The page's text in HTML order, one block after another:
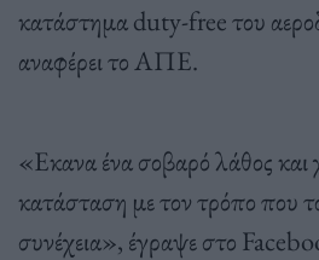
κατάστημα duty-free του
αναφέρει το ΑΠΕ.
«Εκανα ένα σοβαρό λάθος και
κατάσταση με τον τρόπο που
συνέχεια», έγραψε στο